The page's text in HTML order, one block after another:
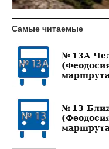
Самые читаемые
№ 13А
маршрута
№ 13
маршрута